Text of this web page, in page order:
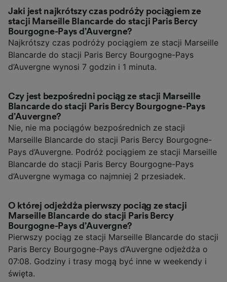
Jaki jest najkrótszy czas podróży pociągiem ze
stacji Marseille Blancarde do stacji Paris Bercy
Bourgogne-Pays d’Auvergne?
Najkrótszy czas podróży pociągiem ze stacji Marseille
Blancarde do stacji Paris Bercy Bourgogne-Pays
d’Auvergne wynosi 7 godzin i 1 minuta.
Czy jest bezpośredni pociąg ze stacji Marseille
Blancarde do stacji Paris Bercy Bourgogne-Pays
d’Auvergne?
Nie, nie ma pociągów bezpośrednich ze stacji
Marseille Blancarde do stacji Paris Bercy Bourgogne-
Pays d’Auvergne. Podróż pociągiem ze stacji Marseille
Blancarde do stacji Paris Bercy Bourgogne-Pays
d’Auvergne wymaga co najmniej 2 przesiadek.
O której odjeżdża pierwszy pociąg ze stacji
Marseille Blancarde do stacji Paris Bercy
Bourgogne-Pays d’Auvergne?
Pierwszy pociąg ze stacji Marseille Blancarde do stacji
Paris Bercy Bourgogne-Pays d’Auvergne odjeżdża o
07:08. Godziny i trasy mogą być inne w weekendy i
święta.